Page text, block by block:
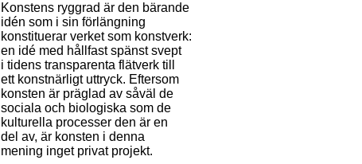
Konstens ryggrad är den bärande
idén som i sin förlängning
konstituerar verket som konstverk:
en idé med hållfast spänst svept
i tidens transparenta flätverk till
ett konstnärligt uttryck. Eftersom
konsten är präglad av såväl de
sociala och biologiska som de
kulturella processer den är en
del av, är konsten i denna
mening inget privat projekt.